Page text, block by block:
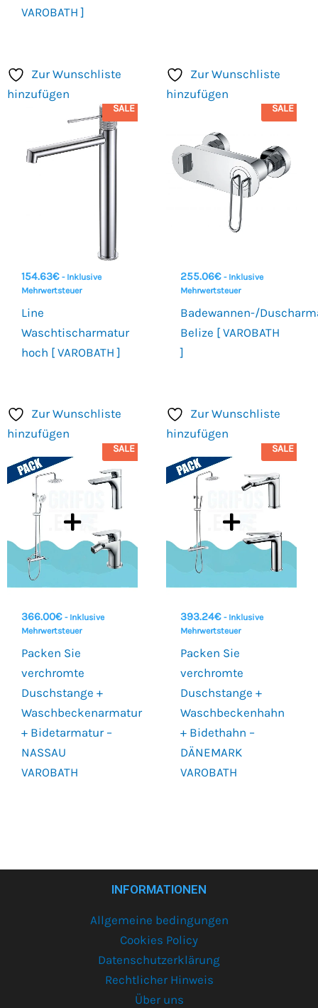
VAROBATH ]
Zur Wunschliste
hinzufügen
SALE
154.63€ - Inklusive
Mehrwertsteuer
Line
Waschtischarmatur
hoch [ VAROBATH ]
Zur Wunschliste
hinzufügen
SALE
255.06€ - Inklusive
Mehrwertsteuer
Badewannen-/
Belize [ VAROBATH
]
Zur Wunschliste
hinzufügen
SALE
366.00€ - Inklusive
Mehrwertsteuer
Packen Sie
verchromte
Duschstange +
Waschbeckenarmatur
+ Bidetarmatur –
NASSAU
VAROBATH
Zur Wunschliste
hinzufügen
SALE
393.24€ - Inklusive
Mehrwertsteuer
Packen Sie
verchromte
Duschstange +
Waschbeckenhahn
+ Bidethahn –
DÄNEMARK
VAROBATH
INFORMATIONEN
Allgemeine bedingungen
Cookies Policy
Datenschutzerklärung
Rechtlicher Hinweis
Über uns